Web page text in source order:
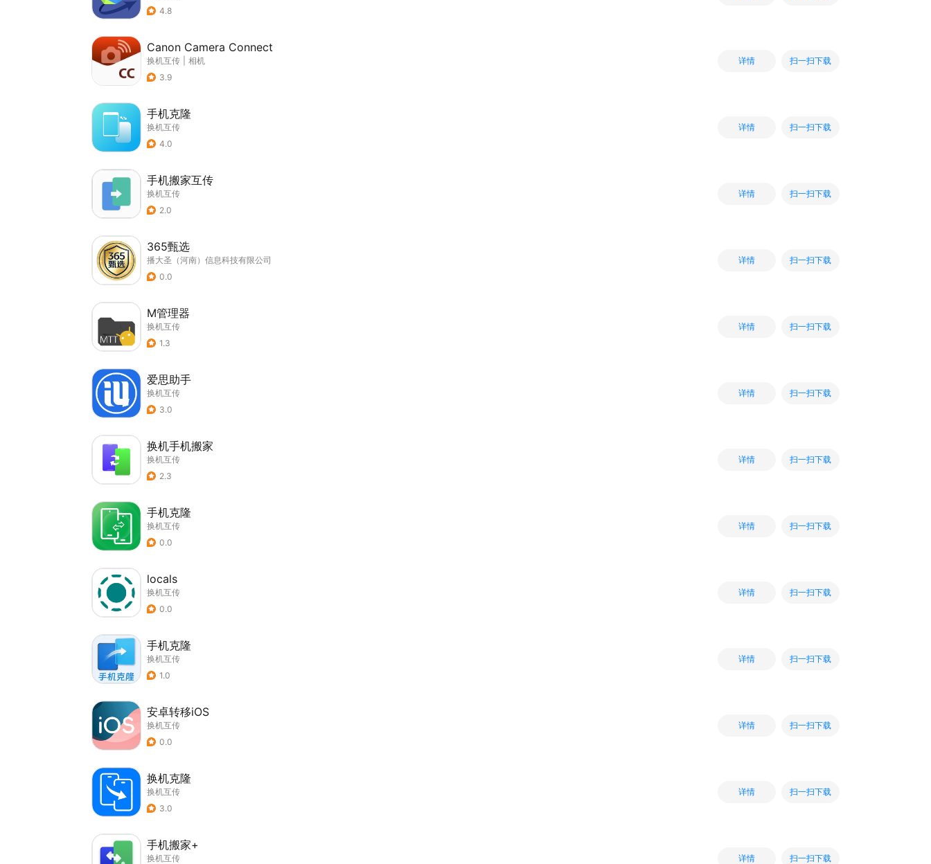
4.8
Canon Camera Connect
换机互传
相机
3.9
详情 扫一扫下载
手机克隆
换机互传
4.0
详情 扫一扫下载
手机搬家互传
换机互传
2.0
详情 扫一扫下载
365甄选
播大圣（河南）信息科技有限公司
0.0
详情 扫一扫下载
M管理器
换机互传
1.3
详情 扫一扫下载
爱思助手
换机互传
3.0
详情 扫一扫下载
换机手机搬家
换机互传
2.3
详情 扫一扫下载
手机克隆
换机互传
0.0
详情 扫一扫下载
locals
换机互传
0.0
详情 扫一扫下载
手机克隆
换机互传
1.0
详情 扫一扫下载
安卓转移iOS
换机互传
0.0
详情 扫一扫下载
换机克隆
换机互传
3.0
详情 扫一扫下载
手机搬家+
换机互传
详情 扫一扫下载